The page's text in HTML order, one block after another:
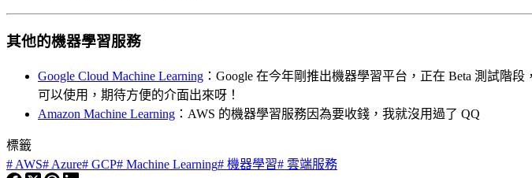
其他的機器學習服務
Google Cloud Machine Learning ：Google 在今年剛推出機器學習平台，正在 Beta 測試階
可以使用，期待方便的介面出來呀！
Amazon Machine Learning ：AWS 的機器學習服務因為要收錢，我就沒用過了 QQ
標籤
# AWS# Azure# GCP# Machine Learning# 機器學習# 雲端服務